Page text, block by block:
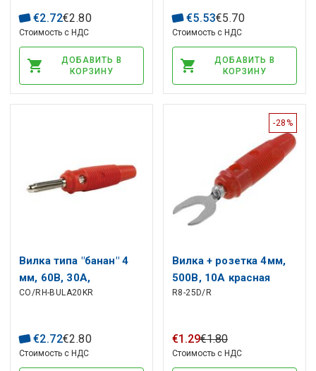
€2.72€2.80
Стоимость с НДС
ДОБАВИТЬ В
КОРЗИНУ
€5.53€5.70
Стоимость с НДС
ДОБАВИТЬ В
КОРЗИНУ
Вилка типа "банан" 4
мм, 60В, 30А,
навинчивающаяся,
CO/RH-BULA20KR
€2.72€2.80
Стоимость с НДС
-28%
Вилка + розетка 4мм,
500В, 10А красная
R8-25D/R
€1 .29€1.80
Стоимость с НДС